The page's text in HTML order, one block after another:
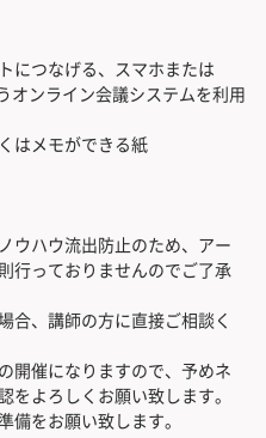
につなげる、スマホまたは
オンライン会議システムを利用
はメモができる紙
ウハウ流出防止のため、アー
行っておりませんのでご了承
合、講師の方に直接ご相談く
開催になりますので、予めネ
をよろしくお願い致します。
備をお願い致します。